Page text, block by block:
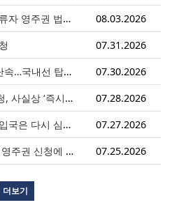
진… 현실화될 수 있을까? 08.03.2026
07.31.2026
더 이상 안전지대 아니다. 07.30.2026
진행’ 시대 열렸다. 07.28.2026
시 심사받습니다. 07.27.2026
어떤 영향을 미칠까? 07.25.2026
더보기